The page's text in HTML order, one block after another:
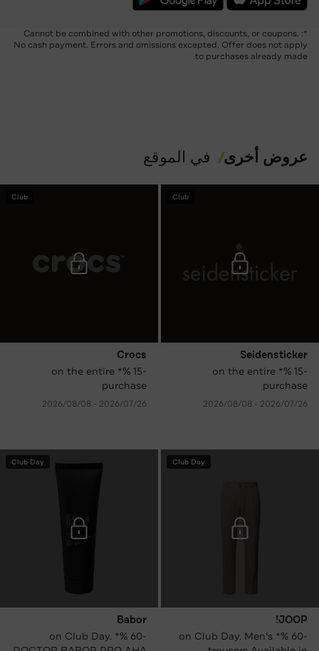
*: Cannot be combined with other promotions, discounts, or coupons.
No cash payment. Errors and omissions excepted. Offer does not apply
to purchases already made.
عروض أخرى في الموقع
Club
Seidensticker
-15 %* on the entire
purchase
26‏/07‏/2026 - 08‏/08‏/2026
Club
Crocs
-15 %* on the entire
purchase
26‏/07‏/2026 - 08‏/08‏/2026
Club Day
JOOP!
-60 %* on Club Day. Men's
Club Day
Babor
-60 %* on Club Day.